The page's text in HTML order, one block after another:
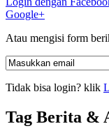
Google+
Atau mengisi form
Tidak bisa login? klik
Tag Berita &